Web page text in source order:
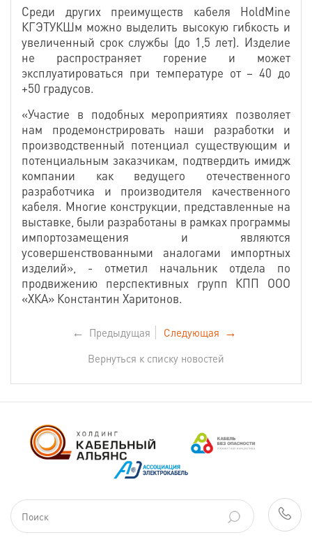
Среди других преимуществ кабеля HoldMine
КГЭТУКШм можно выделить высокую гибкость и
увеличенный срок службы (до 1,5 лет). Изделие
не распространяет горение и может
эксплуатироваться при температуре от – 40 до
+50 градусов.
«Участие в подобных мероприятиях позволяет
нам продемонстрировать наши разработки и
производственный потенциал существующим и
потенциальным заказчикам, подтвердить имидж
компании как ведущего отечественного
разработчика и производителя качественного
кабеля. Многие конструкции, представленные на
выставке, были разработаны в рамках программы
импортозамещения и являются
усовершенствованными аналогами импортных
изделий», - отметил начальник отдела по
продвижению перспективных групп КПП ООО
«ХКА» Константин Харитонов.
← Предыдущая Следующая →
Вернуться к списку новостей